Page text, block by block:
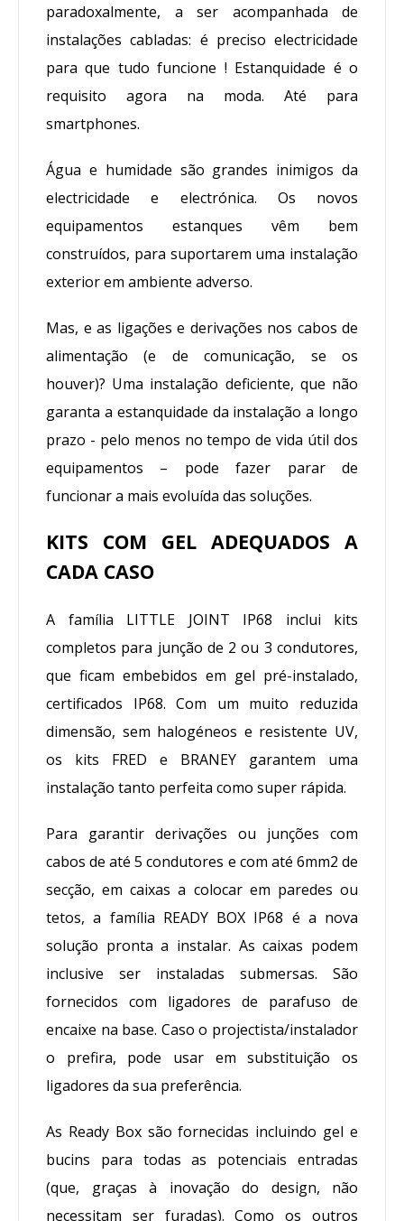
paradoxalmente, a ser acompanhada de
instalações cabladas: é preciso electricidade
para que tudo funcione ! Estanquidade é o
requisito agora na moda. Até para
smartphones.
Água e humidade são grandes inimigos da
electricidade e electrónica. Os novos
equipamentos estanques vêm bem
construídos, para suportarem uma instalação
exterior em ambiente adverso.
Mas, e as ligações e derivações nos cabos de
alimentação (e de comunicação, se os
houver)? Uma instalação deficiente, que não
garanta a estanquidade da instalação a longo
prazo - pelo menos no tempo de vida útil dos
equipamentos – pode fazer parar de
funcionar a mais evoluída das soluções.
KITS COM GEL ADEQUADOS A
CADA CASO
A família LITTLE JOINT IP68 inclui kits
completos para junção de 2 ou 3 condutores,
que ficam embebidos em gel pré-instalado,
certificados IP68. Com um muito reduzida
dimensão, sem halogéneos e resistente UV,
os kits FRED e BRANEY garantem uma
instalação tanto perfeita como super rápida.
Para garantir derivações ou junções com
cabos de até 5 condutores e com até 6mm2 de
secção, em caixas a colocar em paredes ou
tetos, a família READY BOX IP68 é a nova
solução pronta a instalar. As caixas podem
inclusive ser instaladas submersas. São
fornecidos com ligadores de parafuso de
encaixe na base. Caso o projectista/instalador
o prefira, pode usar em substituição os
ligadores da sua preferência.
As Ready Box são fornecidas incluindo gel e
bucins para todas as potenciais entradas
(que, graças à inovação do design, não
necessitam ser furadas). Como os outros